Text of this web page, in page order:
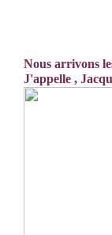
Nous arrivons
J'appelle ,